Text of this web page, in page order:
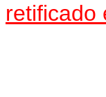
retificado